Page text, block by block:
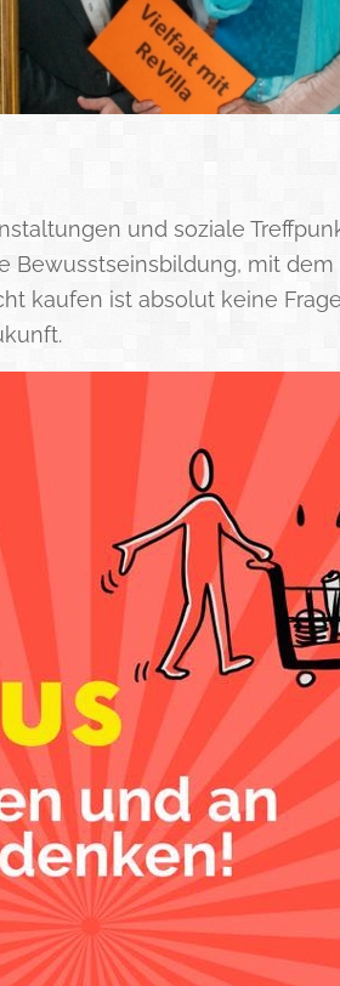
und soziale
mit dem
kaufen ist absolut keine